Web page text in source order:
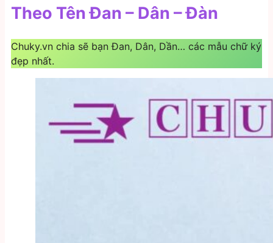
Theo Tên Đan – Dân – Đàn
Chuky.vn chia sẽ bạn Đan, Dân, Dần… các mẫu chữ ký
đẹp nhất.